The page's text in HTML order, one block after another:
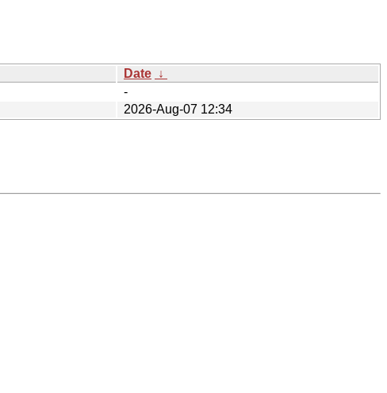
Date ↓
-
2026-Aug-07 12:34